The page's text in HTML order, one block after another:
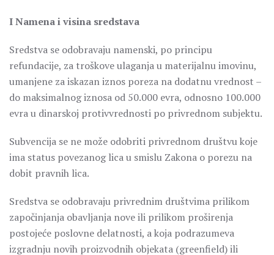
I Namena i visina sredstava
Sredstva se odobravaju namenski, po principu
refundacije, za troškove ulaganja u materijalnu imovinu,
umanjene za iskazan iznos poreza na dodatnu vrednost –
do maksimalnog iznosa od 50.000 evra, odnosno 100.000
evra u dinarskoj protivvrednosti po privrednom subjektu.
Subvencija se ne može odobriti privrednom društvu koje
ima status povezanog lica u smislu Zakona o porezu na
dobit pravnih lica.
Sredstva se odobravaju privrednim društvima prilikom
započinjanja obavljanja nove ili prilikom proširenja
postojeće poslovne delatnosti, a koja podrazumeva
izgradnju novih proizvodnih objekata (greenfield) ili